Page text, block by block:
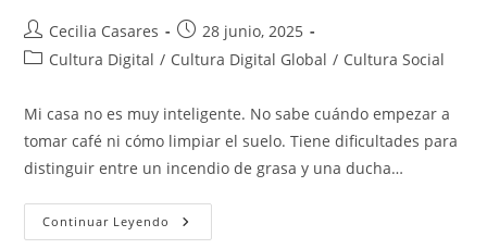
Autor
de
Cecilia Casares
Entrada
publicada:
28 junio, 2025
Categoría
la
Cultura Digital / Cultura Digital Global / Cultura Social
Mi casa no es muy inteligente. No sabe cuándo empezar a
tomar café ni cómo limpiar el suelo. Tiene dificultades para
distinguir entre un incendio de grasa y una ducha…
Continuar Leyendo Smart
Homes: